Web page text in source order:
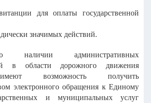
для оплаты государственной
значимых действий.
наличии административных
в области дорожного движения
возможность получить
электронного обращения к Единому
и муниципальных услуг